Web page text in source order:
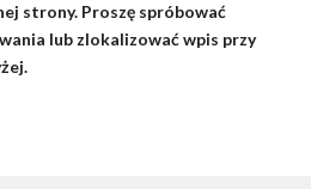
strony. Proszę spróbować
lub zlokalizować wpis przy